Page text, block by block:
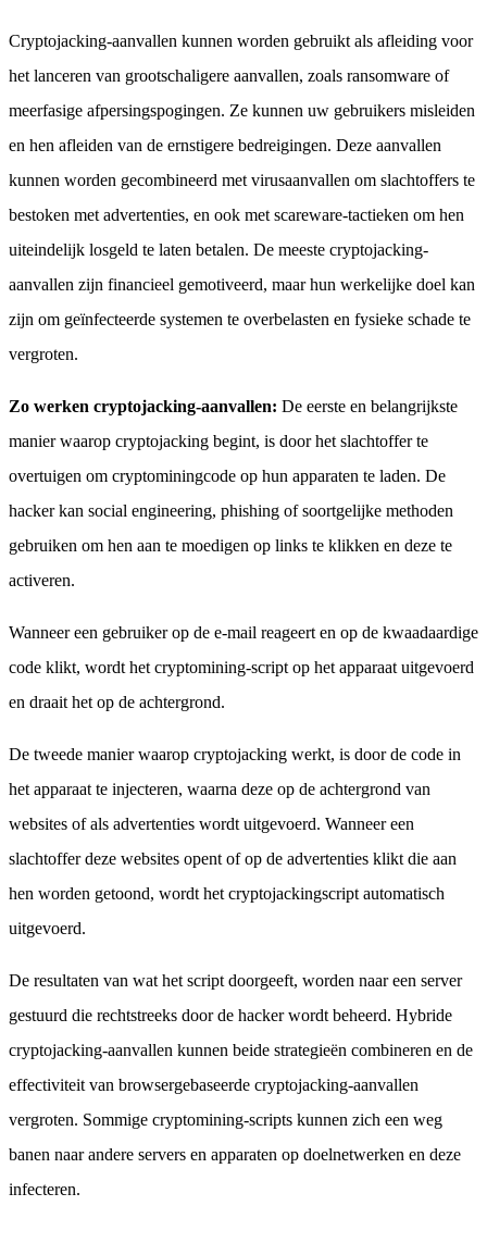
Cryptojacking-aanvallen kunnen worden gebruikt als afleiding voor
het lanceren van grootschaligere aanvallen, zoals ransomware of
meerfasige afpersingspogingen. Ze kunnen uw gebruikers misleiden
en hen afleiden van de ernstigere bedreigingen. Deze aanvallen
kunnen worden gecombineerd met virusaanvallen om slachtoffers te
bestoken met advertenties, en ook met scareware-tactieken om hen
uiteindelijk losgeld te laten betalen. De meeste cryptojacking-
aanvallen zijn financieel gemotiveerd, maar hun werkelijke doel kan
zijn om geïnfecteerde systemen te overbelasten en fysieke schade te
vergroten.
Zo werken cryptojacking-aanvallen: De eerste en belangrijkste
manier waarop cryptojacking begint, is door het slachtoffer te
overtuigen om cryptominingcode op hun apparaten te laden. De
hacker kan social engineering, phishing of soortgelijke methoden
gebruiken om hen aan te moedigen op links te klikken en deze te
activeren.
Wanneer een gebruiker op de e-mail reageert en op de kwaadaardige
code klikt, wordt het cryptomining-script op het apparaat uitgevoerd
en draait het op de achtergrond.
De tweede manier waarop cryptojacking werkt, is door de code in
het apparaat te injecteren, waarna deze op de achtergrond van
websites of als advertenties wordt uitgevoerd. Wanneer een
slachtoffer deze websites opent of op de advertenties klikt die aan
hen worden getoond, wordt het cryptojackingscript automatisch
uitgevoerd.
De resultaten van wat het script doorgeeft, worden naar een server
gestuurd die rechtstreeks door de hacker wordt beheerd. Hybride
cryptojacking-aanvallen kunnen beide strategieën combineren en de
effectiviteit van browsergebaseerde cryptojacking-aanvallen
vergroten. Sommige cryptomining-scripts kunnen zich een weg
banen naar andere servers en apparaten op doelnetwerken en deze
infecteren.